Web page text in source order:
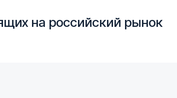
на российский рынок